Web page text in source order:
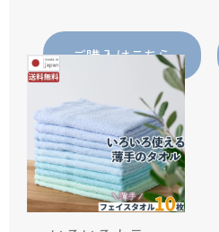
ご購入はこちら